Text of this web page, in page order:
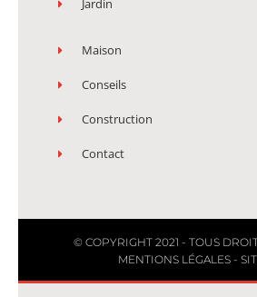
Jardin
Maison
Conseils
Construction
Contact
© COPYRIGHT 2021 - TOUS
MENTIONS LÉGALES-